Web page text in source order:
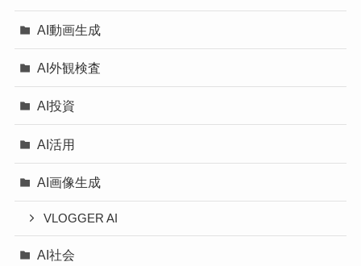
AI動画生成
AI外観検査
AI投資
AI活用
AI画像生成
VLOGGER AI
AI社会